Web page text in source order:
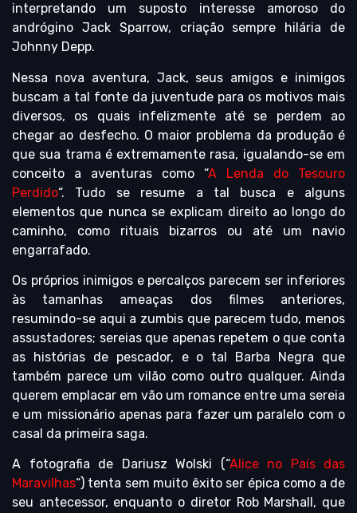
interpretando um suposto interesse amoroso do
andrógino Jack Sparrow, criação sempre hilária de
Johnny Depp.
Nessa nova aventura, Jack, seus amigos e inimigos
buscam a tal fonte da juventude para os motivos mais
diversos, os quais infelizmente até se perdem ao
chegar ao desfecho. O maior problema da produção é
que sua trama é extremamente rasa, igualando-se em
conceito a aventuras como “A Lenda do Tesouro
Perdido“. Tudo se resume a tal busca e alguns
elementos que nunca se explicam direito ao longo do
caminho, como rituais bizarros ou até um navio
engarrafado.
Os próprios inimigos e percalços parecem ser inferiores
às tamanhas ameaças dos filmes anteriores,
resumindo-se aqui a zumbis que parecem tudo, menos
assustadores; sereias que apenas repetem o que conta
as histórias de pescador, e o tal Barba Negra que
também parece um vilão como outro qualquer. Ainda
querem emplacar em vão um romance entre uma sereia
e um missionário apenas para fazer um paralelo com o
casal da primeira saga.
A fotografia de Dariusz Wolski (“Alice no País das
Maravilhas“) tenta sem muito êxito ser épica como a de
seu antecessor, enquanto o diretor Rob Marshall, que